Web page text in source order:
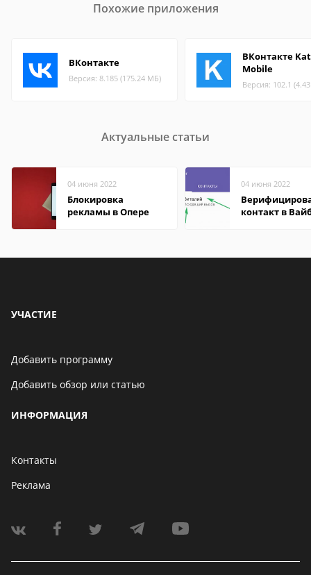
Похожие приложения
ВКонтакте
Версия: 8.185 (175.24 МБ)
ВКонтакте
Mobile
Версия: 102.1
Актуальные статьи
04 июня 2022
Блокировка
рекламы в Опере
04 июня 2022
контакт в
УЧАСТИЕ
Добавить программу
Добавить обзор или статью
ИНФОРМАЦИЯ
Контакты
Реклама